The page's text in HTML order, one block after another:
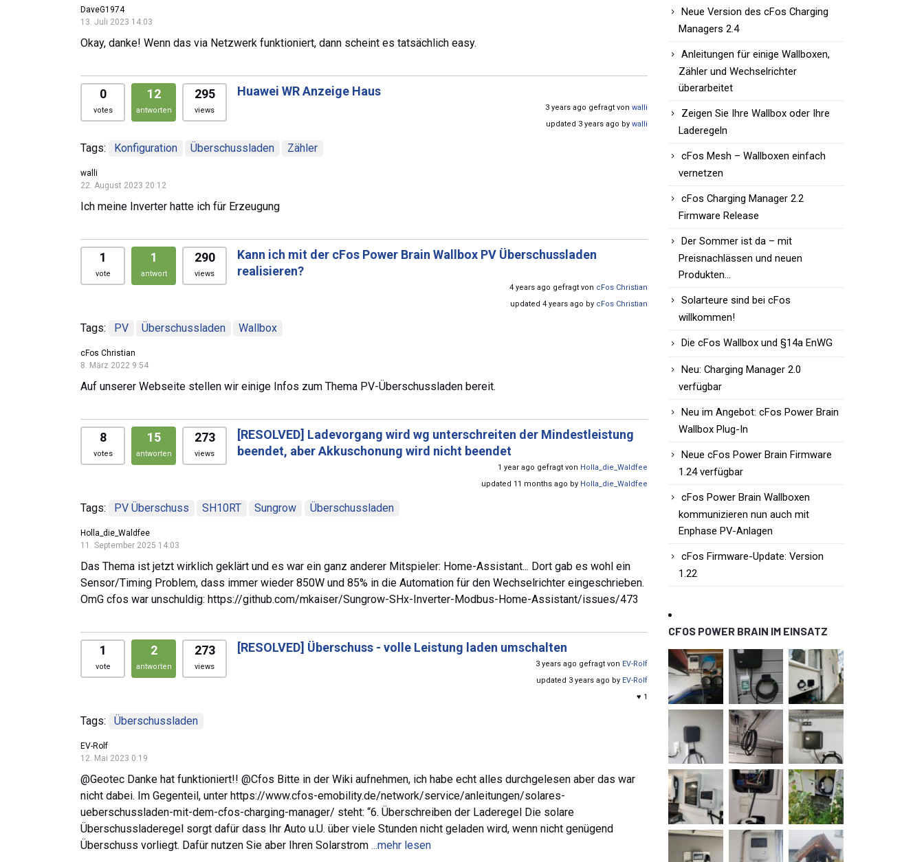
DaveG1974
13. Juli 2023 14:03
Okay, danke! Wenn das via Netzwerk funktioniert, dann scheint es tatsächlich easy.
0
votes
12
antworten
295
views
Huawei WR Anzeige Haus
3 years ago gefragt von walli
updated 3 years ago by walli
Tags: Konfiguration Überschussladen Zähler
walli
22. August 2023 20:12
Ich meine Inverter hatte ich für Erzeugung
1
vote
1
antwort
290
views
Kann ich mit der cFos Power Brain Wallbox PV Überschussladen
realisieren?
4 years ago gefragt von cFos Christian
updated 4 years ago by cFos Christian
Tags: PV Überschussladen Wallbox
cFos Christian
8. März 2022 9:54
Auf unserer Webseite stellen wir einige Infos zum Thema PV-Überschussladen bereit.
8
votes
15
antworten
273
views
[RESOLVED] Ladevorgang wird wg unterschreiten der Mindestleistung
beendet, aber Akkuschonung wird nicht beendet
1 year ago gefragt von Holla_die_Waldfee
updated 11 months ago by Holla_die_Waldfee
Tags: PV Überschuss SH10RT Sungrow Überschussladen
Holla_die_Waldfee
11. September 2025 14:03
Das Thema ist jetzt wirklich geklärt und es war ein ganz anderer Mitspieler: Home-Assistant... Dort gab es wohl ein
Sensor/Timing Problem, dass immer wieder 850W und 85% in die Automation für den Wechselrichter eingeschrieben.
OmG cfos war unschuldig: https://github.com/mkaiser/Sungrow-SHx-Inverter-Modbus-Home-Assistant/issues/473
1
vote
2
antworten
273
views
[RESOLVED] Überschuss - volle Leistung laden umschalten
3 years ago gefragt von EV-Rolf
updated 3 years ago by EV-Rolf
♥ 1
Tags: Überschussladen
EV-Rolf
12. Mai 2023 0:19
@Geotec Danke hat funktioniert!! @Cfos Bitte in der Wiki aufnehmen, ich habe echt alles durchgelesen aber das war
nicht dabei. Im Gegenteil, unter https://www.cfos-emobility.de/network/service/anleitungen/solares-
ueberschussladen-mit-dem-cfos-charging-manager/ steht: “6. Überschreiben der Laderegel Die solare
Überschussladeregel sorgt dafür dass Ihr Auto u.U. über viele Stunden nicht geladen wird, wenn nicht genügend
Überschuss vorliegt. Dafür nutzen Sie aber Ihren Solarstrom ...mehr lesen
Neue Version des cFos Charging
Managers 2.4
Anleitungen für einige Wallboxen,
Zähler und Wechselrichter
überarbeitet
Zeigen Sie Ihre Wallbox oder Ihre
Laderegeln
cFos Mesh – Wallboxen einfach
vernetzen
cFos Charging Manager 2.2
Firmware Release
Der Sommer ist da – mit
Preisnachlässen und neuen
Produkten…
Solarteure sind bei cFos
willkommen!
Die cFos Wallbox und §14a EnWG
Neu: Charging Manager 2.0
verfügbar
Neu im Angebot: cFos Power Brain
Wallbox Plug-In
Neue cFos Power Brain Firmware
1.24 verfügbar
cFos Power Brain Wallboxen
kommunizieren nun auch mit
Enphase PV-Anlagen
cFos Firmware-Update: Version
1.22
CFOS POWER BRAIN IM EINSATZ